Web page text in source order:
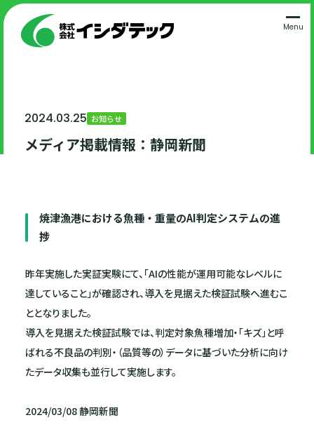
Menu
2024.03.25 お知らせ
メディア掲載情報：静岡新聞
焼津漁港における魚種・重量のAI判定システムの進
捗
昨年実施した実証実験にて、「AIの性能が運用可能なレベルに
達していること」が確認され、導入を見据えた検証試験へ進むこ
ととなりました。
導入を見据えた検証試験では、判定対象魚種増加・「キズ」と呼
ばれる不良品の判別・（品質等の）データに基づいた分析に向け
たデータ収集も並行して実施します。
2024/03/08 静岡新聞